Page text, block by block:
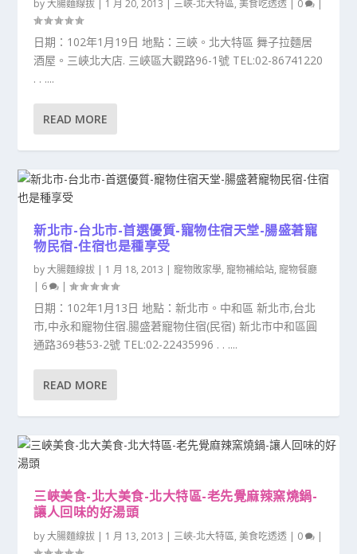
by大腸麵線拔 1 月 20, 2013 |三峽-北大特區,美食吃透透 0
日期：102年1月19日 地點：三峽。北大特區 舞子拉麵居
酒屋。三峽北大店. 三峽區大觀路96-1號 TEL:02-86741220
. . ....
READ MORE
新北市-台北市-首選優質-寵物住宿天堂-腸盛莙寵
物民宿-住宿也是種享受
by大腸麵線拔 | 1 月 18, 2013 |寵物敗家學,寵物補給站,寵物餐廳
| 6 |
日期：102年1月13日 地點：新北市。中和區 新北市,台北
市,中永和寵物住宿.腸盛莙寵物住宿(民宿) 新北市中和區圓
通路369巷53-2號 TEL:02-22435996 . . ....
READ MORE
三峽美食-北大美食-北大特區-老先覺麻辣窯燒鍋-
讓人回味的好湯頭
by大腸麵線拔 | 1 月 13, 2013 |三峽-北大特區,美食吃透透 | 0 |